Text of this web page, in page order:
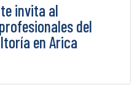
te invita al
del
en Arica